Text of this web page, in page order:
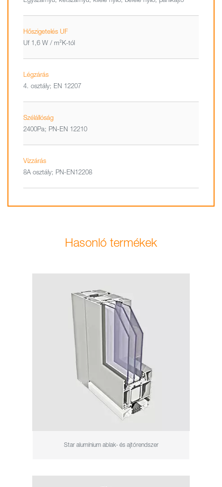
Hőszigetelés UF
Uf 1,6 W / m²K-tól
Légzárás
4. osztály; EN 12207
Szélállóság
2400Pa; PN-EN 12210
Vízzárás
8A osztály; PN-EN12208
Hasonló termékek
Star alumínium ablak- és ajtórendszer